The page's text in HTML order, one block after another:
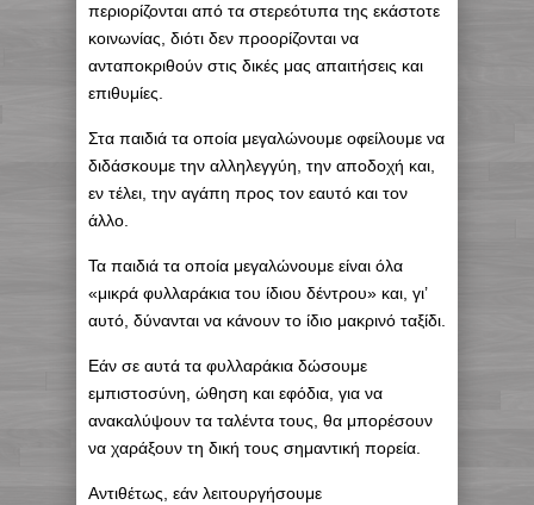
περιορίζονται από τα στερεότυπα της εκάστοτε
κοινωνίας, διότι δεν προορίζονται να
ανταποκριθούν στις δικές μας απαιτήσεις και
επιθυμίες.
Στα παιδιά τα οποία μεγαλώνουμε οφείλουμε να
διδάσκουμε την αλληλεγγύη, την αποδοχή και,
εν τέλει, την αγάπη προς τον εαυτό και τον
άλλο.
Τα παιδιά τα οποία μεγαλώνουμε είναι όλα
«μικρά φυλλαράκια του ίδιου δέντρου» και, γι’
αυτό, δύνανται να κάνουν το ίδιο μακρινό ταξίδι.
Εάν σε αυτά τα φυλλαράκια δώσουμε
εμπιστοσύνη, ώθηση και εφόδια, για να
ανακαλύψουν τα ταλέντα τους, θα μπορέσουν
να χαράξουν τη δική τους σημαντική πορεία.
Αντιθέτως, εάν λειτουργήσουμε